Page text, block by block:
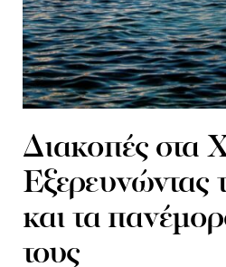
Διακοπές στα
Εξερευνώντας
και τα
τους